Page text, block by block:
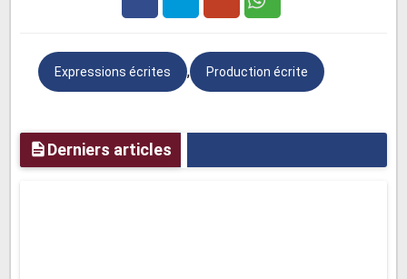
Plus
Expressions écrites , Production écrite
Derniers articles